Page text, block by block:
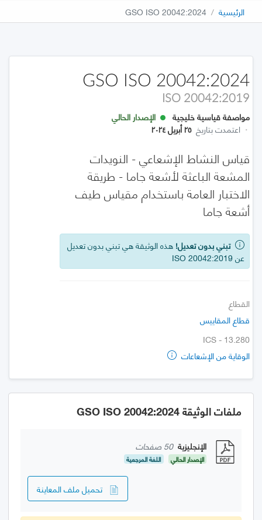
الرئيسية GSO ISO 20042:2024
GSO ISO 20042:2024
ISO 20042:2019
مواصفة قياسية خليجية
الإصدار الحالي
· اعتمدت بتاريخ ٢٥ أبريل ٢٠٢٤
قياس النشاط الإشعاعي - النويدات
المشعة الباعثة لأشعة جاما - طريقة
الاختبار العامة باستخدام مقياس طيف
أشعة جاما
تبني بدون تعديل! هذه الوثيقة هي تبني بدون تعديل
عن ISO 20042:2019
القطاع
قطاع المقاييس
ICS - 13.280
الوقاية من الإشعاعات
ملفات الوثيقة GSO ISO 20042:2024
الإنجليزية 50 صفحات
الإصدار الحالي اللغة المرجعية
تحميل ملف المعاينة